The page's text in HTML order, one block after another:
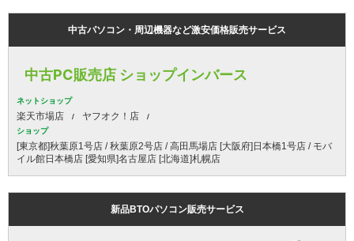
中古パソコン・周辺機器など激安価格販売サービス
中古PC販売店 ショップインバース
ネットショップ
楽天市場店 ヤフオク！店
ショップ
[東京都]秋葉原1号店 / 秋葉原2号店 / 高田馬場店 [大阪府]日本橋1号店 / モバ
イル館日本橋店 [愛知県]名古屋店 [北海道]札幌店
新品BTOパソコン販売サービス